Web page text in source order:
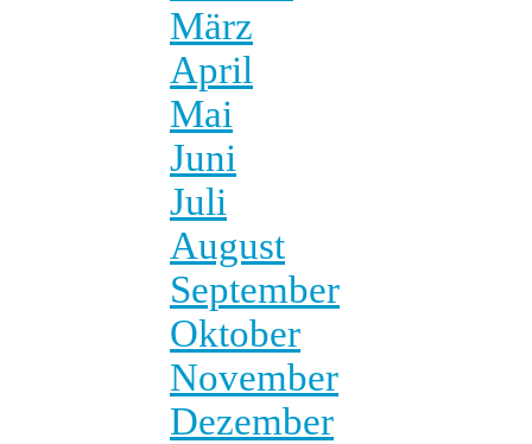
März
April
Mai
Juni
Juli
August
September
Oktober
November
Dezember